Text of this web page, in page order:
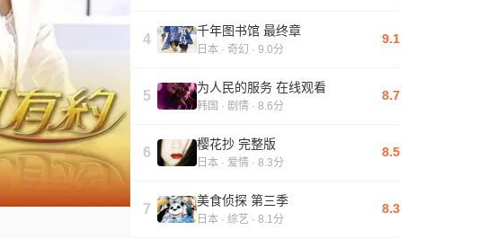
4
千年图书馆 最终章
日本 · 奇幻 · 9.0分
9.1
5
为人民的服务 在线观看
韩国 · 剧情 · 8.6分
8.7
6
樱花抄 完整版
日本 · 爱情 · 8.3分
8.5
7
美食侦探 第三季
日本 · 综艺 · 8.1分
8.3